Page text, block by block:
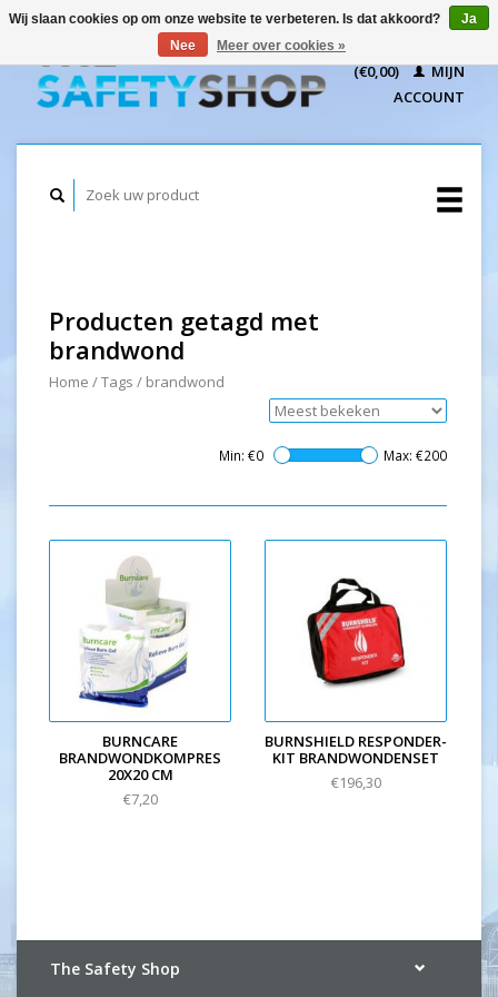
(€0,00)
MIJN
ACCOUNT
Producten getagd met
brandwond
Home /Tags / brandwond
Min: €0 Max: €200
BURNCARE
BRANDWONDKOMPRES
20X20 CM
€7,20
BURNSHIELD RESPONDER-
KIT BRANDWONDENSET
€196,30
The Safety Shop
Wij slaan cookies op om onze website te verbeteren. Is dat akkoord?
Ja
Nee
Meer over cookies »